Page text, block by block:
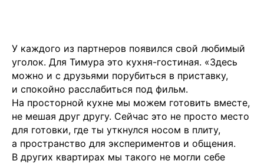
У каждого из партнеров появился свой любимый
уголок. Для Тимура это кухня-гостиная. «Здесь
можно и с друзьями порубиться в приставку,
и спокойно расслабиться под фильм.
На просторной кухне мы можем готовить вместе,
не мешая друг другу. Сейчас это не просто место
для готовки, где ты уткнулся носом в плиту,
а пространство для экспериментов и общения.
В других квартирах мы такого не могли себе